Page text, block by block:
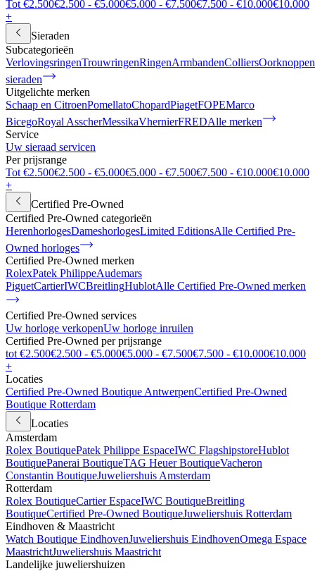
Tot €2.500€2.500 - €5.000€5.000 - €7.500€7.500 - €10.000€10.000
+
Sieraden
Subcategorieën
VerlovingsringenTrouwringenRingenArmbandenColliersOorknoppen
sieraden
Uitgelichte merken
Schaap en CitroenPomellatoChopardPiagetFOPEMarco
BicegoRoyal AsscherMessikaVhernierFREDAlle merken
Service
Uw sieraad servicen
Per prijsrange
Tot €2.500€2.500 - €5.000€5.000 - €7.500€7.500 - €10.000€10.000
+
Certified Pre-Owned
Certified Pre-Owned categorieën
HerenhorlogesDameshorlogesLimited EditionsAlle Certified Pre-
Owned horloges
Certified Pre-Owned merken
RolexPatek PhilippeAudemars
PiguetCartierIWCBreitlingHublotAlle Certified Pre-Owned merken
Certified Pre-Owned services
Uw horloge verkopenUw horloge inruilen
Certified Pre-Owned per prijsrange
tot €2.500€2.500 - €5.000€5.000 - €7.500€7.500 - €10.000€10.000
+
Locaties
Certified Pre-Owned Boutique AntwerpenCertified Pre-Owned
Boutique Rotterdam
Locaties
Amsterdam
Rolex BoutiquePatek Philippe EspaceIWC FlagshipstoreHublot
BoutiquePanerai BoutiqueTAG Heuer BoutiqueVacheron
Constantin BoutiqueJuweliershuis Amsterdam
Rotterdam
Rolex BoutiqueCartier EspaceIWC BoutiqueBreitling
BoutiqueCertified Pre-Owned BoutiqueJuweliershuis Rotterdam
Eindhoven & Maastricht
Watch Boutique EindhovenJuweliershuis EindhovenOmega Espace
MaastrichtJuweliershuis Maastricht
Landelijke juweliershuizen